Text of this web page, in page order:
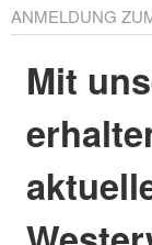
ANMELDUNG
Mit